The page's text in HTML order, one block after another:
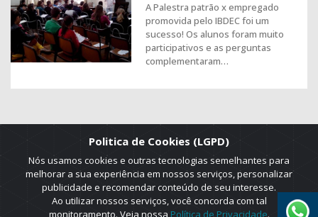
A Palestra patrão x empregado
promovida pelo IBDEC foi um
sucesso! Os alunos foram muito
participativos e as perguntas
complementaram…
Politica de Cookies (LGPD)
Nós usamos cookies e outras tecnologias semelhantes para
melhorar a sua experiência em nossos serviços, personalizar
publicidade e recomendar conteúdo de seu interesse.
Ao utilizar nossos serviços, você concorda com tal
monitoramento. Veja nossa Política de Privacidade.